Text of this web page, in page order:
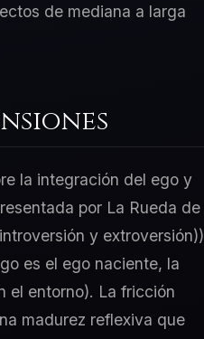
de mediana a larga
la integración del ego y
por La Rueda de
y extroversión))
es el ego naciente, la
el entorno). La fricción
madurez reflexiva que